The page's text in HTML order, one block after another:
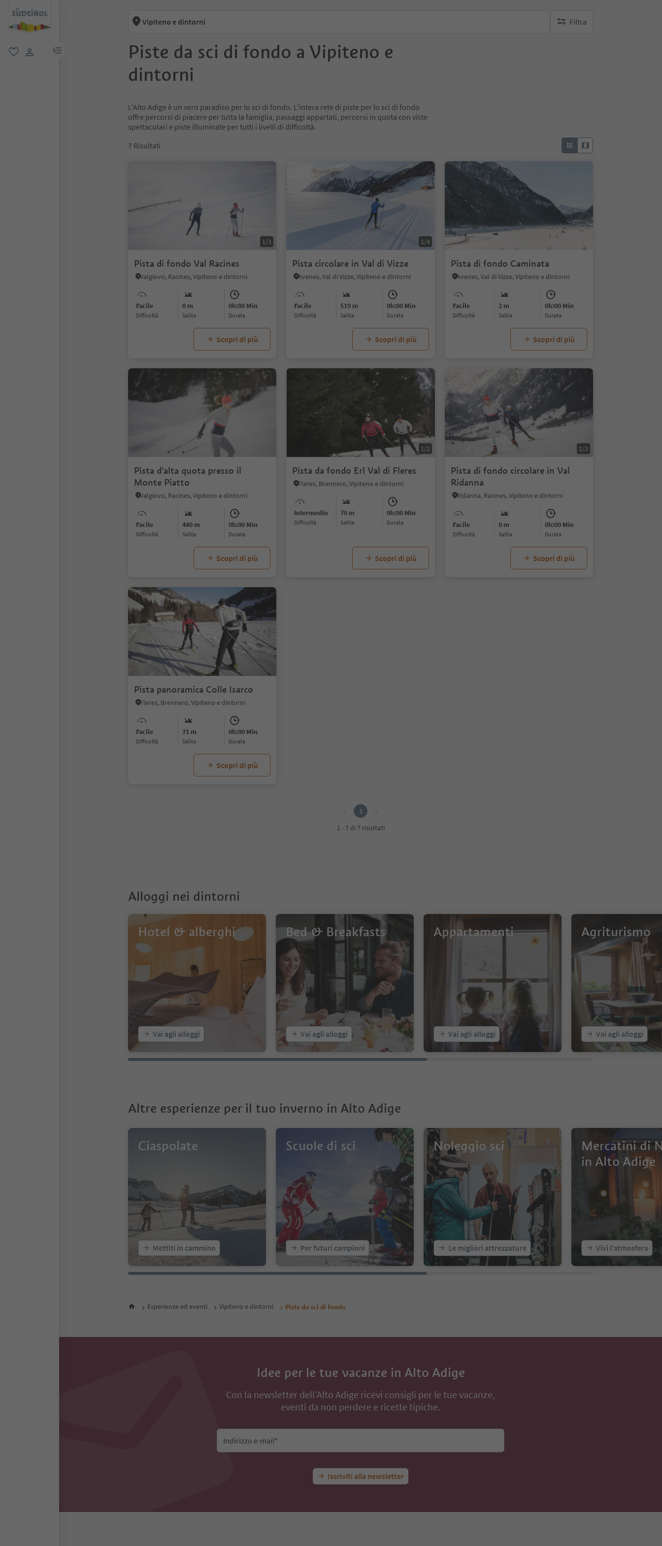
menu link
Vipiteno e dintorni Filtra
nessun filtro attivo
Piste da sci di fondo a Vipiteno e
dintorni
L'Alto Adige è un vero paradiso per lo sci di fondo. L'intera rete di piste per lo sci di fondo
offre percorsi di piacere per tutta la famiglia, passaggi appartati, percorsi in quota con viste
spettacolari e piste illuminate per tutti i livelli di difficoltà.
7 Risultati
1/3
Pista di fondo Val Racines
Valgiovo, Racines, Vipiteno e dintorni
Facile
Difficoltà
0 m
Salita
0h:00 Min
durata
Scopri di più
1/4
Pista circolare in Val di Vizze
Avenes, Val di Vizze, Vipiteno e dintorni
Facile
Difficoltà
519 m
Salita
0h:00 Min
durata
Scopri di più
Pista di fondo Caminata
Avenes, Val di Vizze, Vipiteno e dintorni
Facile
Difficoltà
2 m
Salita
0h:00 Min
durata
Scopri di più
Pista d'alta quota presso il
Monte Piatto
Valgiovo, Racines, Vipiteno e dintorni
Facile
Difficoltà
440 m
Salita
0h:00 Min
durata
Scopri di più
1/2
Pista da fondo Erl Val di Fleres
Fleres, Brennero, Vipiteno e dintorni
Intermedio
Difficoltà
70 m
Salita
0h:00 Min
durata
Scopri di più
1/3
Pista di fondo circolare in Val
Ridanna
Ridanna, Racines, Vipiteno e dintorni
Facile
Difficoltà
0 m
Salita
0h:00 Min
durata
Scopri di più
Pista panoramica Colle Isarco
Fleres, Brennero, Vipiteno e dintorni
Facile
Difficoltà
71 m
Salita
0h:00 Min
durata
Scopri di più
1
1 - 7 di 7 risultati
Alloggi nei dintorni
Hotel & alberghi
Vai agli alloggi
Bed & Breakfasts
Vai agli alloggi
Appartamenti
Vai agli alloggi
Agriturismo
Vai agli alloggi
Altre esperienze per il tuo inverno in Alto Adige
Ciaspolate
Mettiti in cammino
Scuole di sci
Per futuri campioni
Noleggio sci
Le migliori attrezzature
Mercatini di
in Alto Adige
Vivi l'atmosfera
Esperienze ed eventi Vipiteno e dintorni Piste da sci di fondo
Idee per le tue vacanze in Alto Adige
Con la newsletter dell’Alto Adige ricevi consigli per le tue vacanze,
eventi da non perdere e ricette tipiche.
Indirizzo e-mail*
Iscriviti alla newsletter